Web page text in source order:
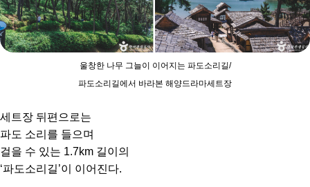
울창한 나무 그늘이 이어지는 파도소리길/
파도소리길에서 바라본 해양드라마세트장
세트장 뒤편으로는
파도 소리를 들으며
걸을 수 있는 1.7km 길이의
‘파도소리길’이 이어진다.